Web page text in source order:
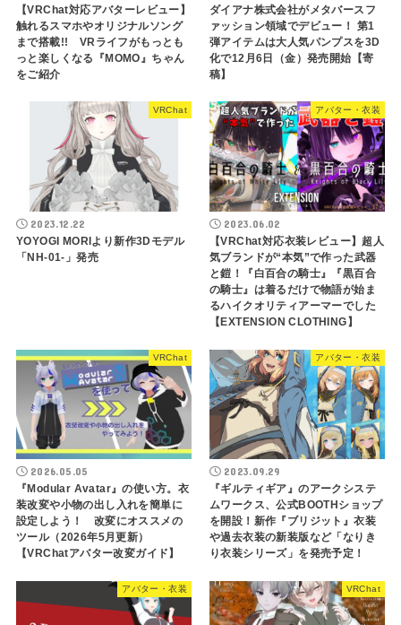
【VRChat対応アバターレビュー】
触れるスマホやオリジナルソング
まで搭載!! VRライフがもっとも
っと楽しくなる『MOMO』ちゃん
をご紹介
ダイアナ株式会社がメタバースフ
ァッション領域でデビュー！ 第1
弾アイテムは大人気パンプスを3D
化で12月6日（金）発売開始【寄
稿】
VRChat
2023.12.22
YOYOGI MORIより新作3Dモデル
「NH-01-」発売
アバター・衣装
2023.06.02
【VRChat対応衣装レビュー】超人
気ブランドが“本気”で作った武器
と鎧！『白百合の騎士』『黒百合
の騎士』は着るだけで物語が始ま
るハイクオリティアーマーでした
【EXTENSION CLOTHING】
VRChat
2026.05.05
『Modular Avatar』の使い方。衣
装改変や小物の出し入れを簡単に
設定しよう！ 改変にオススメの
ツール（2026年5月更新）
【VRChatアバター改変ガイド】
アバター・衣装
2023.09.29
『ギルティギア』のアークシステ
ムワークス、公式BOOTHショップ
を開設！新作『ブリジット』衣装
や過去衣装の新装版など「なりき
り衣装シリーズ」を発売予定！
アバター・衣装 VRChat